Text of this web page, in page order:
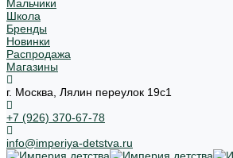
Мальчики
Школа
Бренды
Новинки
Распродажа
Магазины
г. Москва, Лялин переулок 19с1
+7 (926) 370-67-78
info@imperiya-detstva.ru